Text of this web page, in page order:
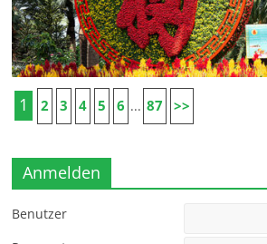
1 2 3 4 5 6 ... 87 >>
Anmelden
Benutzer